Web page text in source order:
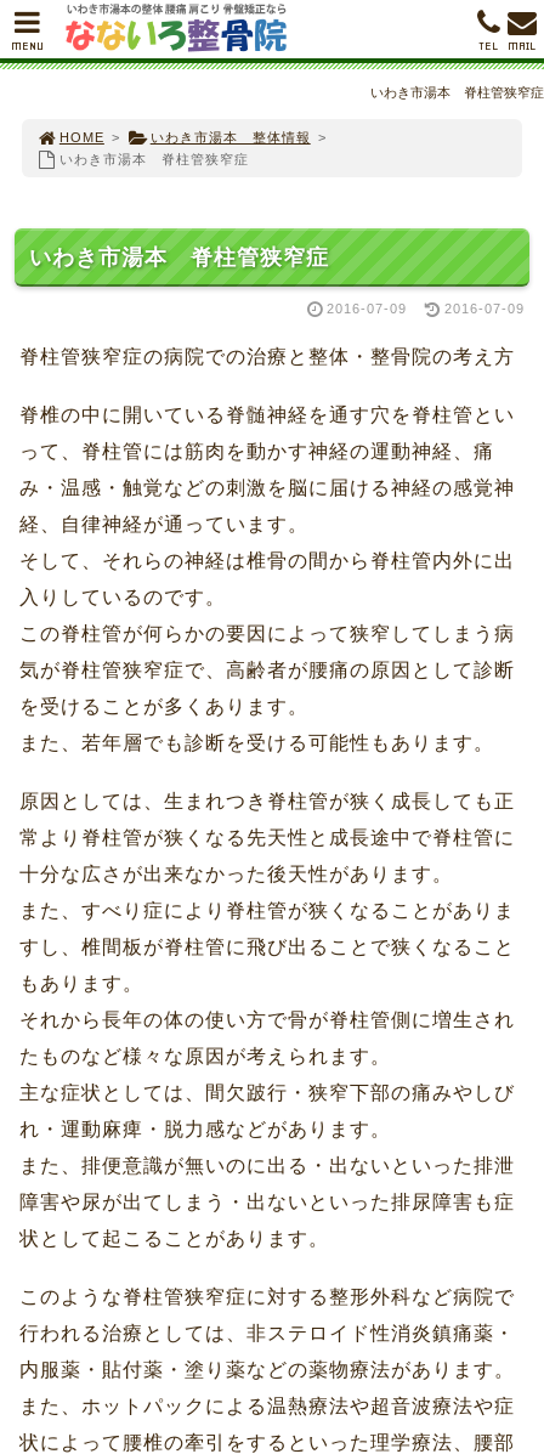
いわき市湯本 脊柱管狭窄症
HOME > いわき市湯本 整体情報
>
いわき市湯本 脊柱管狭窄症
いわき市湯本 脊柱管狭窄症
2016-07-09 2016-07-09
脊柱管狭窄症の病院での治療と整体・整骨院の考え方
脊椎の中に開いている脊髄神経を通す穴を脊柱管とい
って、脊柱管には筋肉を動かす神経の運動神経、痛
み・温感・触覚などの刺激を脳に届ける神経の感覚神
経、自律神経が通っています。
そして、それらの神経は椎骨の間から脊柱管内外に出
入りしているのです。
この脊柱管が何らかの要因によって狭窄してしまう病
気が脊柱管狭窄症で、高齢者が腰痛の原因として診断
を受けることが多くあります。
また、若年層でも診断を受ける可能性もあります。
原因としては、生まれつき脊柱管が狭く成長しても正
常より脊柱管が狭くなる先天性と成長途中で脊柱管に
十分な広さが出来なかった後天性があります。
また、すべり症により脊柱管が狭くなることがありま
すし、椎間板が脊柱管に飛び出ることで狭くなること
もあります。
それから長年の体の使い方で骨が脊柱管側に増生され
たものなど様々な原因が考えられます。
主な症状としては、間欠跛行・狭窄下部の痛みやしび
れ・運動麻痺・脱力感などがあります。
また、排便意識が無いのに出る・出ないといった排泄
障害や尿が出てしまう・出ないといった排尿障害も症
状として起こることがあります。
このような脊柱管狭窄症に対する整形外科など病院で
行われる治療としては、非ステロイド性消炎鎮痛薬・
内服薬・貼付薬・塗り薬などの薬物療法があります。
また、ホットパックによる温熱療法や超音波療法や症
状によって腰椎の牽引をするといった理学療法、腰部
MENU MAIL
TEL